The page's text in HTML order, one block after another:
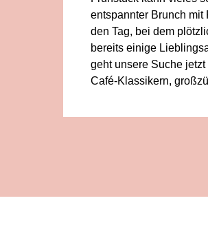
entspannter Brunch mit
den Tag, bei dem
bereits einige
geht unsere Suche
Café-Klassikern,